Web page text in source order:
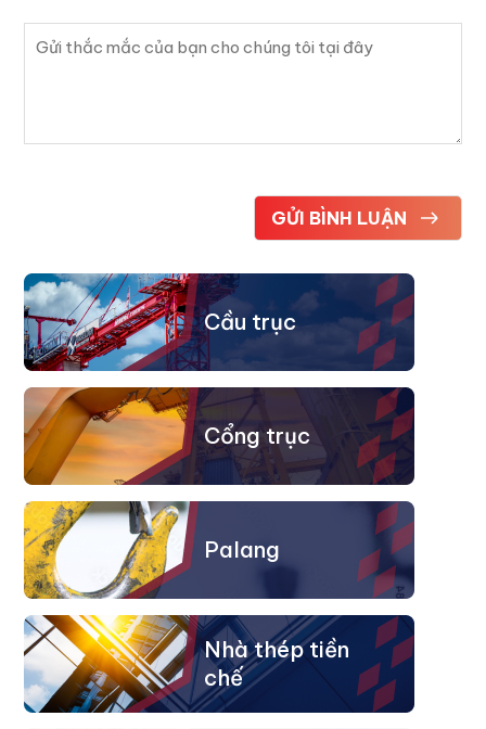
Cầu trục
Cổng trục
Palang
Nhà thép tiền
chế